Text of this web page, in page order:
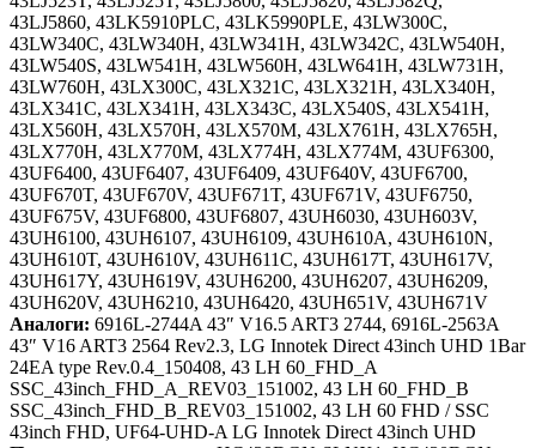
43LJ5860, 43LK5910PLC, 43LK5990PLE, 43LW300C,
43LW340C, 43LW340H, 43LW341H, 43LW342C, 43LW540H,
43LW540S, 43LW541H, 43LW560H, 43LW641H, 43LW731H,
43LW760H, 43LX300C, 43LX321C, 43LX321H, 43LX340H,
43LX341C, 43LX341H, 43LX343C, 43LX540S, 43LX541H,
43LX560H, 43LX570H, 43LX570M, 43LX761H, 43LX765H,
43LX770H, 43LX770M, 43LX774H, 43LX774M, 43UF6300,
43UF6400, 43UF6407, 43UF6409, 43UF640V, 43UF6700,
43UF670T, 43UF670V, 43UF671T, 43UF671V, 43UF6750,
43UF675V, 43UF6800, 43UF6807, 43UH6030, 43UH603V,
43UH6100, 43UH6107, 43UH6109, 43UH610A, 43UH610N,
43UH610T, 43UH610V, 43UH611C, 43UH617T, 43UH617V,
43UH617Y, 43UH619V, 43UH6200, 43UH6207, 43UH6209,
43UH620V, 43UH6210, 43UH6420, 43UH651V, 43UH671V
Аналоги: 6916L-2744A 43″ V16.5 ART3 2744, 6916L-2563A
43″ V16 ART3 2564 Rev2.3, LG Innotek Direct 43inch UHD 1Bar
24EA type Rev.0.4_150408, 43 LH 60_FHD_A
SSC_43inch_FHD_A_REV03_151002, 43 LH 60_FHD_B
SSC_43inch_FHD_B_REV03_151002, 43 LH 60 FHD / SSC
43inch FHD, UF64-UHD-A LG Innotek Direct 43inch UHD